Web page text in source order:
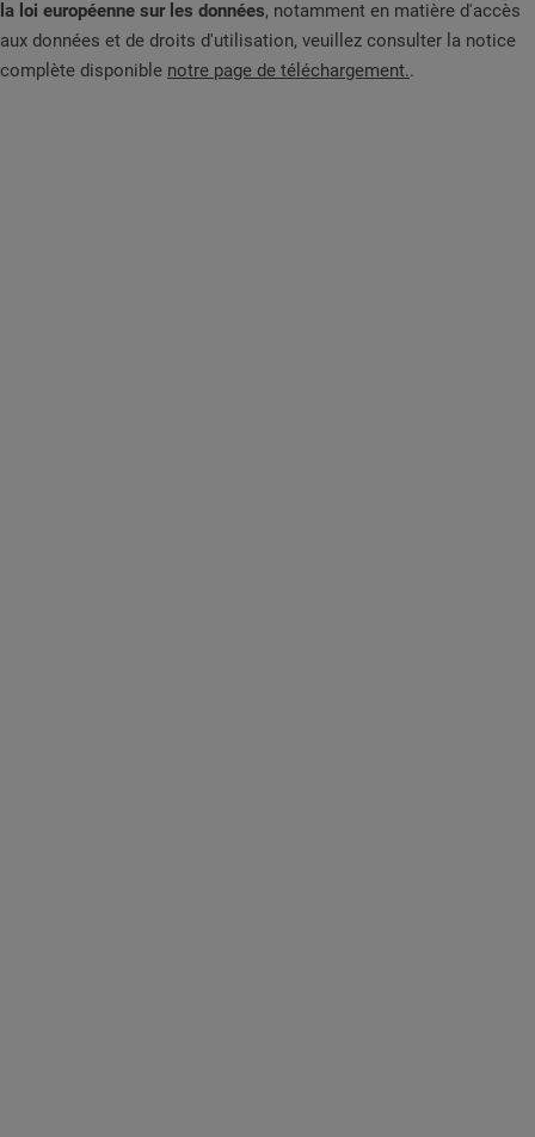
la loi européenne sur les données, notamment en matière d'accès
aux données et de droits d'utilisation, veuillez consulter la notice
complète disponible notre page de téléchargement..​